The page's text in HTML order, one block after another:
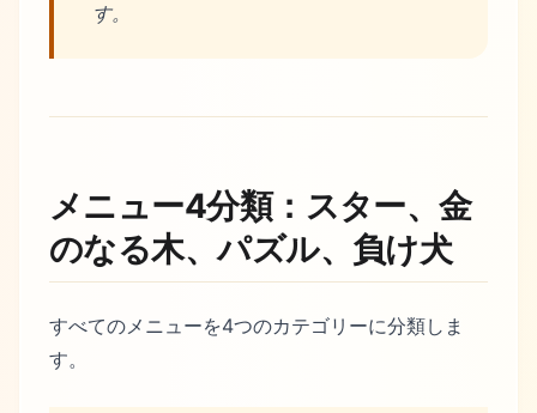
す。
メニュー4分類：スター、金
のなる木、パズル、負け犬
すべてのメニューを4つのカテゴリーに分類しま
す。